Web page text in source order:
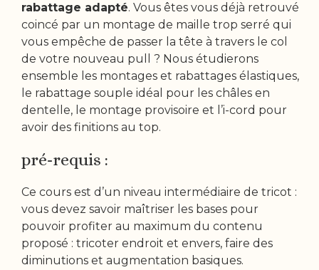
rabattage adapté. Vous êtes vous déjà retrouvé
coincé par un montage de maille trop serré qui
vous empêche de passer la tête à travers le col
de votre nouveau pull ? Nous étudierons
ensemble les montages et rabattages élastiques,
le rabattage souple idéal pour les châles en
dentelle, le montage provisoire et l’i-cord pour
avoir des finitions au top.
pré-requis :
Ce cours est d’un niveau intermédiaire de tricot :
vous devez savoir maîtriser les bases pour
pouvoir profiter au maximum du contenu
proposé : tricoter endroit et envers, faire des
diminutions et augmentation basiques.